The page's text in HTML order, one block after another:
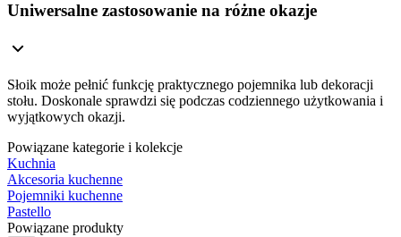
Uniwersalne zastosowanie na różne okazje
Słoik może pełnić funkcję praktycznego pojemnika lub dekoracji
stołu. Doskonale sprawdzi się podczas codziennego użytkowania i
wyjątkowych okazji.
Powiązane kategorie i kolekcje
Kuchnia
Akcesoria kuchenne
Pojemniki kuchenne
Pastello
Powiązane produkty